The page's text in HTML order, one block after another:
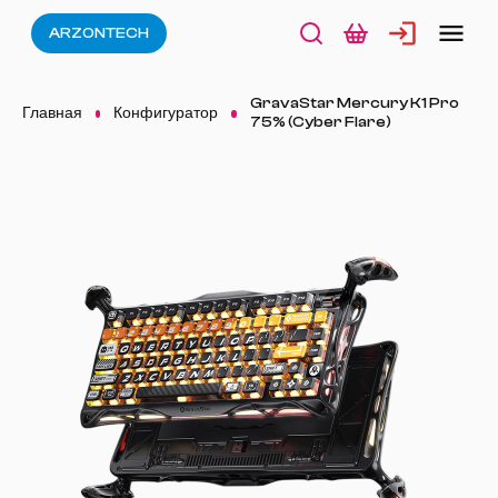
ARZONTECH
Главная Конфигуратор
GravaStar Mercury K1 Pro
75% (Cyber Flare)